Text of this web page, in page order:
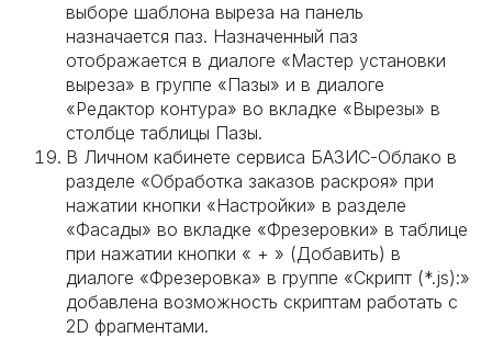
выборе шаблона выреза на панель
назначается паз. Назначенный паз
отображается в диалоге «Мастер установки
выреза» в группе «Пазы» и в диалоге
«Редактор контура» во вкладке «Вырезы» в
столбце таблицы Пазы.
В Личном кабинете сервиса БАЗИС-Облако в
разделе «Обработка заказов раскроя» при
нажатии кнопки «Настройки» в разделе
«Фасады» во вкладке «Фрезеровки» в таблице
при нажатии кнопки « + » (Добавить) в
диалоге «Фрезеровка» в группе «Скрипт (*.js):»
добавлена возможность скриптам работать с
2D фрагментами.